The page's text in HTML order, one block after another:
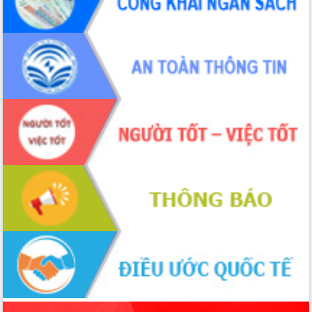
ứng để giữ vững thị trường xuất khẩu
Diễn đàn Kinh tế tư nhân Việt Nam đột
phá cơ chế - Hợp tác công tư
Đề án 06 tạo bước ngoặt đột phá trong
cải cách hành chính tỉnh Đắk Lắk
Kết nối tour, đẩy mạnh chuyển đổi số
để phát triển du lịch Đắk Lắk
Khởi động Dự án Đầu tư xây dựng hạ
tầng kỹ thuật Cụm công nghiệp Tân
Tiến
Gặp mặt các cơ quan báo chí nhân Kỷ
niệm 101 năm Ngày Báo chí Cách
mạng Việt Nam
Đắk Lắk sơ kết 4 năm triển khai thực
hiện Đề án 06 của Chính phủ
Họp báo thông tin về Hội nghị Công bố
Quy hoạch và Xúc tiến đầu tư tỉnh Đắk
Lắk
Khơi thông điểm nghẽn, đẩy nhanh
giải ngân vốn khắc phục thiên tai